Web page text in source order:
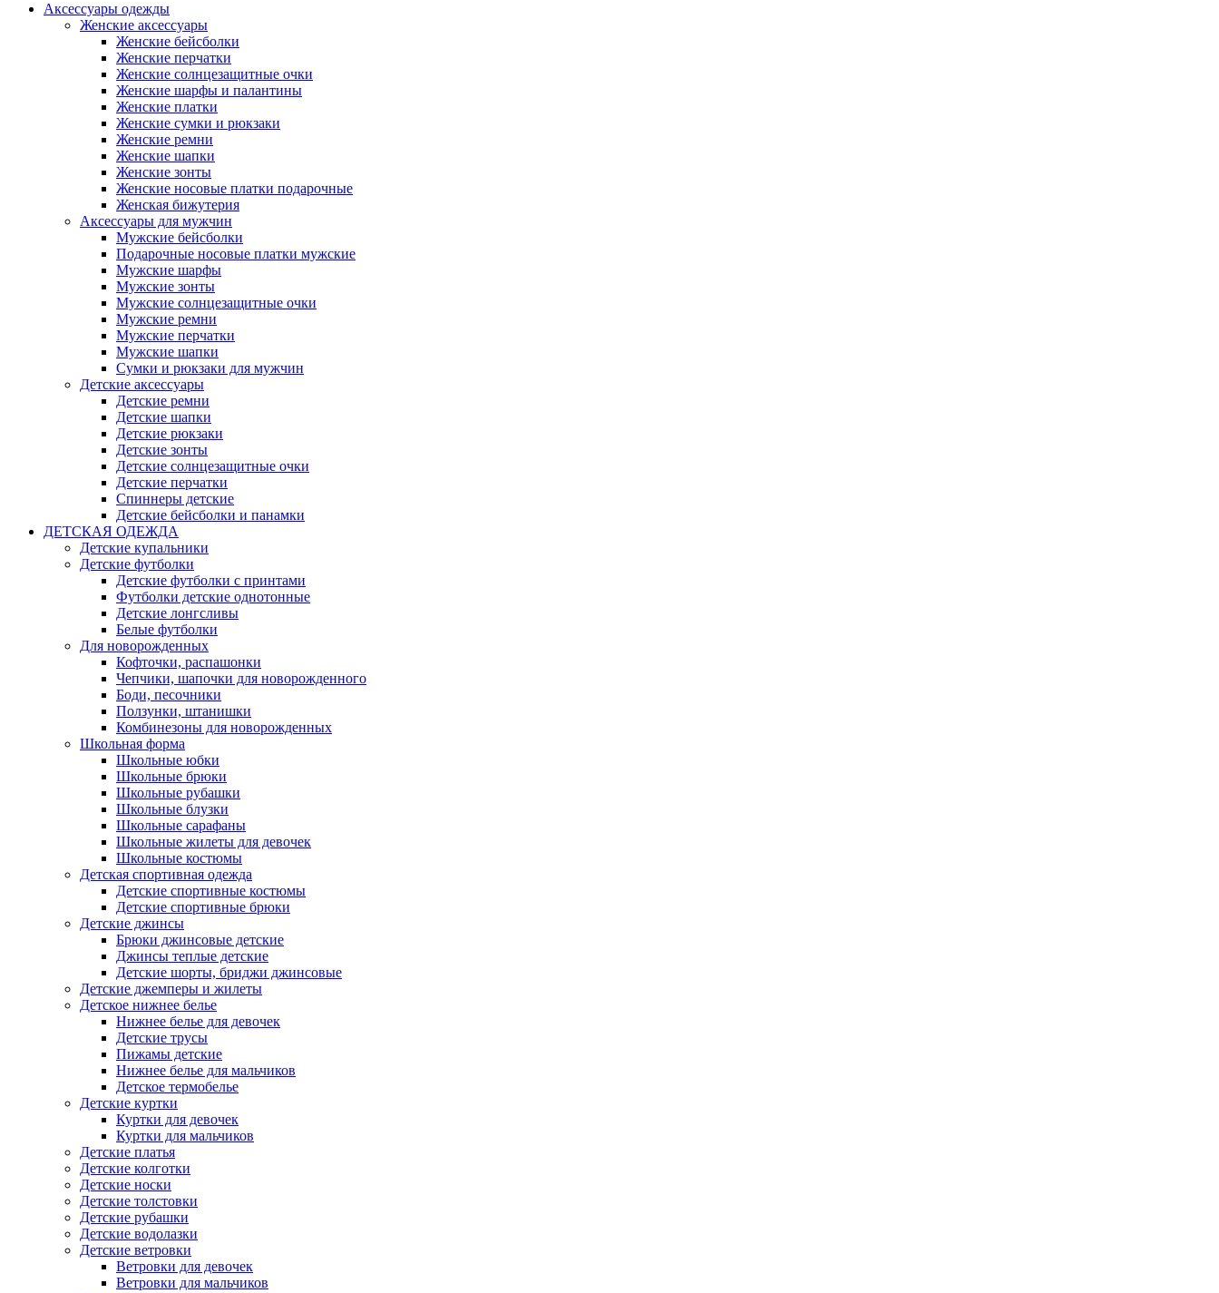
Аксессуары одежды
Женские аксессуары
Женские бейсболки
Женские перчатки
Женские солнцезащитные очки
Женские шарфы и палантины
Женские платки
Женские сумки и рюкзаки
Женские ремни
Женские шапки
Женские зонты
Женские носовые платки подарочные
Женская бижутерия
Аксессуары для мужчин
Мужские бейсболки
Подарочные носовые платки мужские
Мужские шарфы
Мужские зонты
Мужские солнцезащитные очки
Мужские ремни
Мужские перчатки
Мужские шапки
Сумки и рюкзаки для мужчин
Детские аксессуары
Детские ремни
Детские шапки
Детские рюкзаки
Детские зонты
Детские солнцезащитные очки
Детские перчатки
Спиннеры детские
Детские бейсболки и панамки
ДЕТСКАЯ ОДЕЖДА
Детские купальники
Детские футболки
Детские футболки с принтами
Футболки детские однотонные
Детские лонгсливы
Белые футболки
Для новорожденных
Кофточки, распашонки
Чепчики, шапочки для новорожденного
Боди, песочники
Ползунки, штанишки
Комбинезоны для новорожденных
Школьная форма
Школьные юбки
Школьные брюки
Школьные рубашки
Школьные блузки
Школьные сарафаны
Школьные жилеты для девочек
Школьные костюмы
Детская спортивная одежда
Детские спортивные костюмы
Детские спортивные брюки
Детские джинсы
Брюки джинсовые детские
Джинсы теплые детские
Детские шорты, бриджи джинсовые
Детские джемперы и жилеты
Детское нижнее белье
Нижнее белье для девочек
Детские трусы
Пижамы детские
Нижнее белье для мальчиков
Детское термобелье
Детские куртки
Куртки для девочек
Куртки для мальчиков
Детские платья
Детские колготки
Детские носки
Детские толстовки
Детские рубашки
Детские водолазки
Детские ветровки
Ветровки для девочек
Ветровки для мальчиков